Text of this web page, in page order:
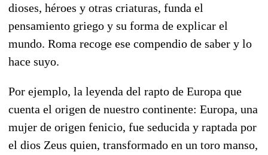
dioses, héroes y otras criaturas, funda el
pensamiento griego y su forma de explicar el
mundo. Roma recoge ese compendio de saber y lo
hace suyo.
Por ejemplo, la leyenda del rapto de Europa que
cuenta el origen de nuestro continente: Europa, una
mujer de origen fenicio, fue seducida y raptada por
el dios Zeus quien, transformado en un toro manso,